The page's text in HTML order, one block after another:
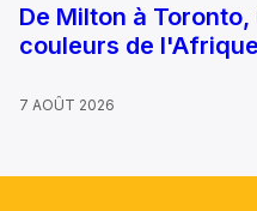
De Milton à
couleurs de l'Afrique
7 AOÛT 2026